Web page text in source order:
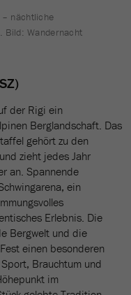
nächtliche
Bild: Wandernacht
der Rigi ein
Berglandschaft. Das
gehört zu den
zieht jedes Jahr
an. Spannende
ein
Erlebnis. Die
Bergwelt und die
einen besonderen
Brauchtum und
im